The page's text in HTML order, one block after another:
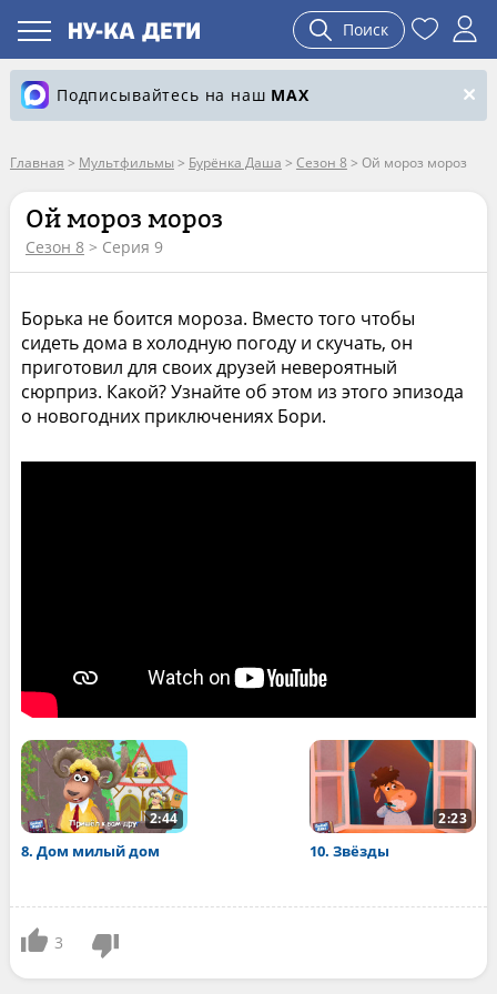
Поиск
Подписывайтесь на наш MAX
Главная > Мультфильмы > Бурёнка Даша > Сезон 8 > Ой мороз мороз
Ой мороз мороз
Сезон 8> Серия 9
Борька не боится мороза. Вместо того чтобы
сидеть дома в холодную погоду и скучать, он
приготовил для своих друзей невероятный
сюрприз. Какой? Узнайте об этом из этого эпизода
о новогодних приключениях Бори.
2:44
8. Дом милый дом
2:23
10. Звёзды
3